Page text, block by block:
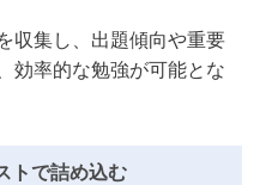
収集し、出題傾向や重要
効率的な勉強が可能とな
トで詰め込む